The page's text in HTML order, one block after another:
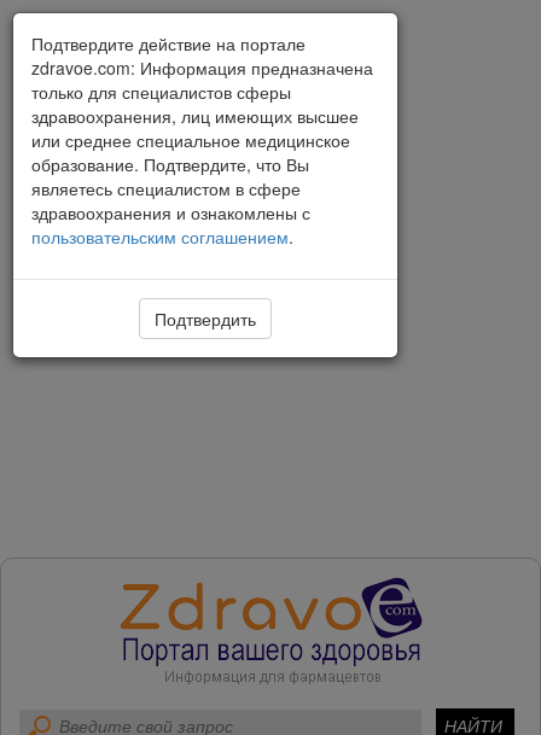
Подтвердите действие на портале
zdravoe.com: Информация предназначена
только для специалистов сферы
здравоохранения, лиц имеющих высшее
или среднее специальное медицинское
образование. Подтвердите, что Вы
являетесь специалистом в сфере
здравоохранения и ознакомлены с
пользовательским соглашением.
Подтвердить